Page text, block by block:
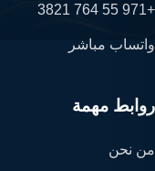
+971 55 764 3821
واتساب مباشر
روابط مهمة
من نحن